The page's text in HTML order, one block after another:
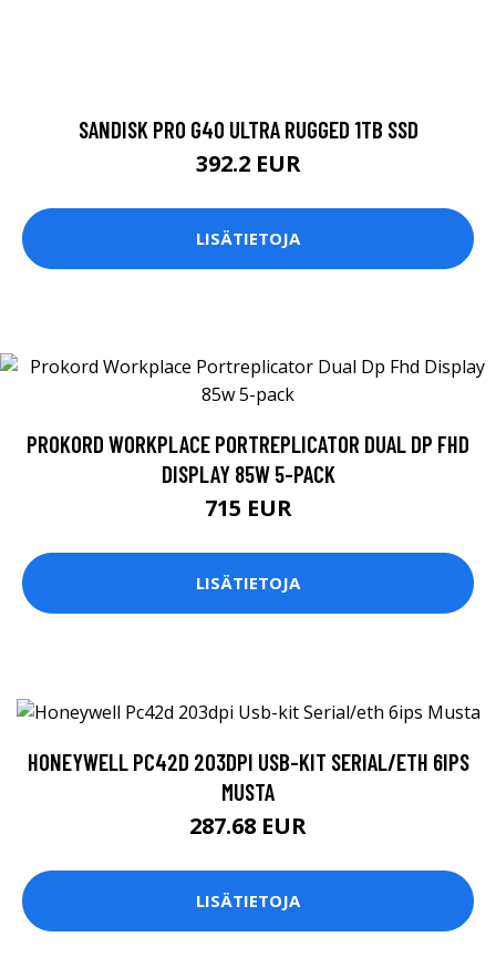
SANDISK PRO G40 ULTRA RUGGED 1TB SSD
392.2 EUR
LISÄTIETOJA
PROKORD WORKPLACE PORTREPLICATOR DUAL DP FHD
DISPLAY 85W 5-PACK
715 EUR
LISÄTIETOJA
HONEYWELL PC42D 203DPI USB-KIT SERIAL/ETH 6IPS
MUSTA
287.68 EUR
LISÄTIETOJA